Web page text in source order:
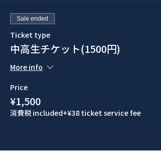
Sale ended
Ticket type
中高生チケット(1500円)
More info
Price
¥1,500
消費税 included+¥38 ticket service fee